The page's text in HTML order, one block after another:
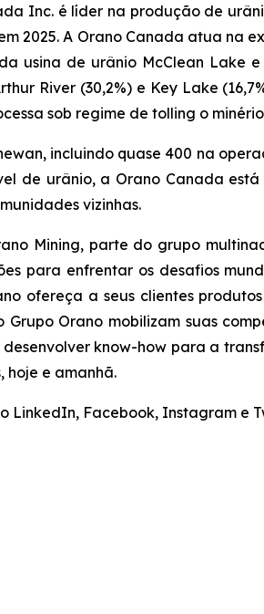
Inc. é líder na produção de
2025. A Orano Canada atua na
usina de urânio McClean Lake
River (30,2%) e Key Lake
sob regime de tolling o
incluindo quase 400 na
de urânio, a Orano Canada
vizinhas.
Mining, parte do grupo
para enfrentar os desafios
ofereça a seus clientes
Grupo Orano mobilizam suas
know-how para a
hoje e amanhã.
LinkedIn, Facebook, Instagram e